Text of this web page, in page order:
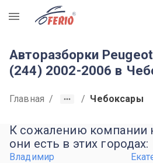
R
Авторазборки
(244) 2002-2006 в
Главная / / Чебоксары
К сожалению компании
они есть в этих городах:
Владимир